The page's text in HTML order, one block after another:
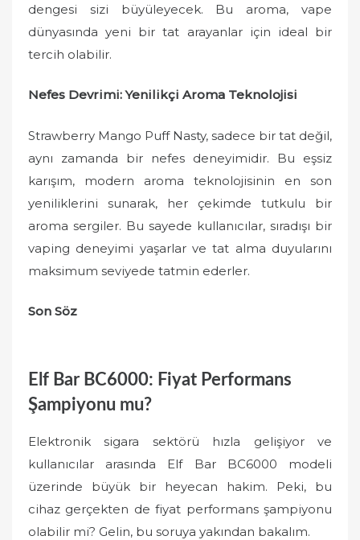
dengesi sizi büyüleyecek. Bu aroma, vape
dünyasında yeni bir tat arayanlar için ideal bir
tercih olabilir.
Nefes Devrimi: Yenilikçi Aroma Teknolojisi
Strawberry Mango Puff Nasty, sadece bir tat değil,
aynı zamanda bir nefes deneyimidir. Bu eşsiz
karışım, modern aroma teknolojisinin en son
yeniliklerini sunarak, her çekimde tutkulu bir
aroma sergiler. Bu sayede kullanıcılar, sıradışı bir
vaping deneyimi yaşarlar ve tat alma duyularını
maksimum seviyede tatmin ederler.
Son Söz
Elf Bar BC6000: Fiyat Performans
Şampiyonu mu?
Elektronik sigara sektörü hızla gelişiyor ve
kullanıcılar arasında Elf Bar BC6000 modeli
üzerinde büyük bir heyecan hakim. Peki, bu
cihaz gerçekten de fiyat performans şampiyonu
olabilir mi? Gelin, bu soruya yakından bakalım.